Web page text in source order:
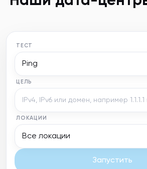
ТЕСТ
Ping
ЦЕЛЬ
ЛОКАЦИИ
Все локации
Запустить